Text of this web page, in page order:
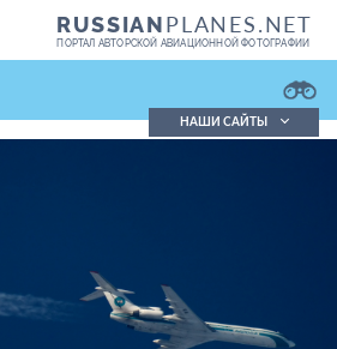
RUSSIANPLANES.NET
ПОРТАЛ АВТОРСКОЙ АВИАЦИОННОЙ ФОТОГРАФИИ
НАШИ САЙТЫ